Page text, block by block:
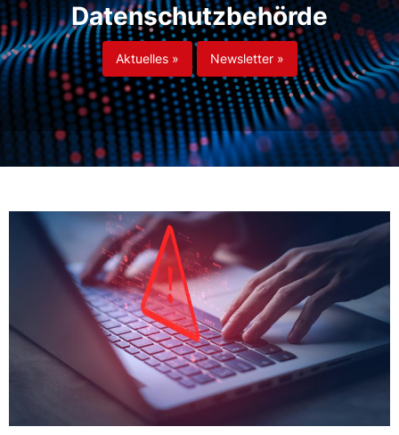
Datenschutzbehörde
Aktuelles » Newsletter »